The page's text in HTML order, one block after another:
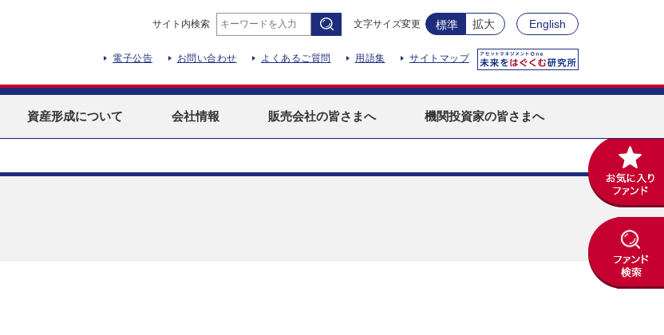
サイト内検索 文字サイズ変更 標準 拡大 English
電子公告 お問い合わせ よくあるご質問 用語集 サイトマップ
資産形成について 会社情報 販売会社の皆さまへ 機関投資家の皆さまへ